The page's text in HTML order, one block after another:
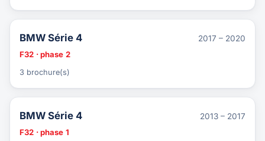
BMW Série 4
2017 – 2020
F32 · phase 2
3 brochure(s)
BMW Série 4
2013 – 2017
F32 · phase 1